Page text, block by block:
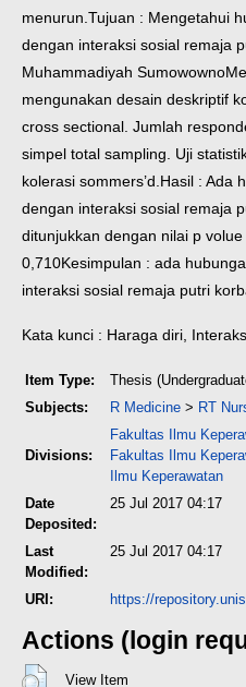
menurun. Tujuan : Mengetahui
dengan interaksi sosial remaja
Muhammadiyah Sumowowno
mengunakan desain deskriptif
cross sectional. Jumlah
simpel total sampling. Uji
kolerasi sommers’d. Hasil : Ada
dengan interaksi sosial remaja
ditunjukkan dengan nilai p
0,710Kesimpulan : ada
interaksi sosial remaja putri
Kata kunci : Haraga diri,
Item Type:
Thesis
Subjects:
R Medicine > RT
Divisions:
Fakultas Ilmu
Fakultas Ilmu
Ilmu Keperawatan
Date
Deposited:
25 Jul 2017 04:17
Last
Modified:
25 Jul 2017 04:17
URI: https://
Actions (login
View Item